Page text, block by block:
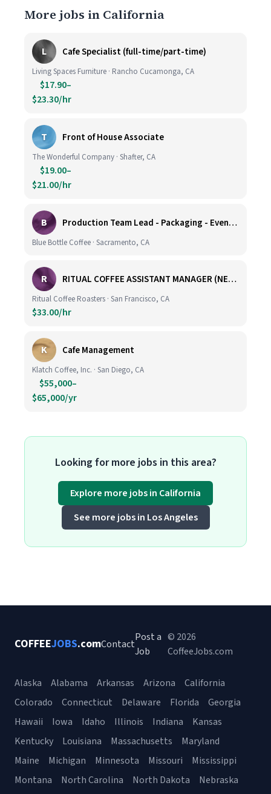
More jobs in California
L Cafe Specialist (full-time/part-time)
Living Spaces Furniture · Rancho Cucamonga, CA
$17.90–
$23.30/hr
T Front of House Associate
The Wonderful Company · Shafter, CA
$19.00–
$21.00/hr
B Production Team Lead - Packaging - Evening Shift
Blue Bottle Coffee · Sacramento, CA
R RITUAL COFFEE ASSISTANT MANAGER (NEW LOCATION, CALIFORNIA STREET)
Ritual Coffee Roasters · San Francisco, CA
$33.00/hr
K Cafe Management
Klatch Coffee, Inc. · San Diego, CA
$55,000–
$65,000/yr
Looking for more jobs in this area?
Explore more jobs in California
See more jobs in Los Angeles
COFFEEJOBS.comContact
Post a
Job
© 2026
CoffeeJobs.com
Alaska Alabama Arkansas Arizona
California
Colorado
Connecticut Delaware Florida
Georgia
Hawaii
Iowa Idaho Illinois Indiana
Kansas
Kentucky
Louisiana Massachusetts
Maryland
Maine
Michigan Minnesota Missouri
Mississippi
Montana
North Carolina North Dakota
Nebraska